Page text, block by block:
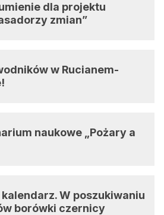
dla projektu
zmian”
w Rucianem-
naukowe „Pożary a
kalendarz. W poszukiwaniu
borówki czernicy